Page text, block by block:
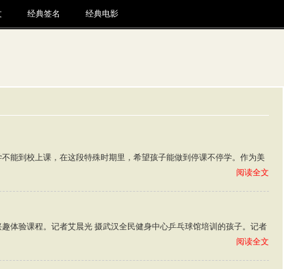
经典签名 经典电影
能到校上课，在这段特殊时期里，希望孩子能做到停课不停学。作为美
阅读全文
体验课程。记者艾晨光 摄武汉全民健身中心乒乓球馆培训的孩子。记者
阅读全文